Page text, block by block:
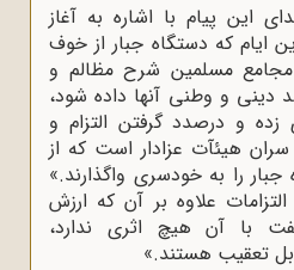
این پیام با اشاره به آغاز
ایام که دستگاه جبار از خوف
مجامع مسلمین شرح مظالم و
دینی و وطنی آنها داده شود،
و درصدد گرفتن التزام و
هیئآت عزادار است که از
را به خودسری واگذارند.»
علاوه بر آن که ارزش
با آن هیچ اثری ندارد،
تعقیب هستند.»